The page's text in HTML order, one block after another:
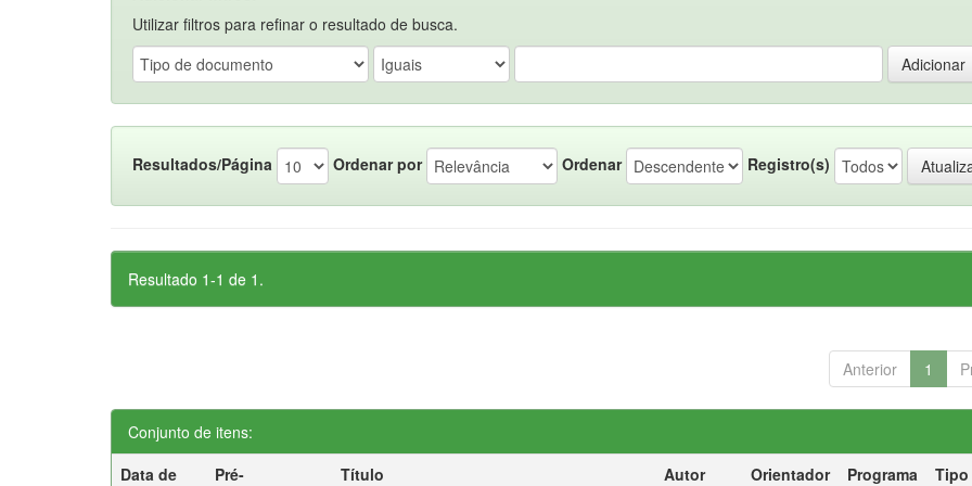
Utilizar filtros para refinar o resultado de busca.
Resultados/Página Ordenar por Ordenar Registro(s)
Resultado 1-1 de 1.
Anterior 1
Conjunto de itens:
Data de
Pré-
Título Autor Orientador Programa
Tipo